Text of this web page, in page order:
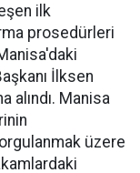
ilk
prosedürleri
İlksen
alındı. Manisa
üzere